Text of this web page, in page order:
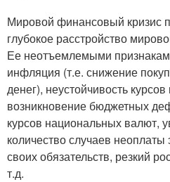
Мировой финансовый кризис
глубокое расстройство
Ее неотъемлемыми
инфляция (т.е. снижение
денег), неустойчивость
возникновение бюджетных
курсов национальных валют,
количество случаев
своих обязательств, резкий
т.д.